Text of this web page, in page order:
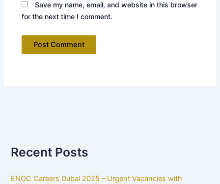
Save my name, email, and website in this browser
for the next time I comment.
Recent Posts
ENOC Careers Dubai 2025 – Urgent Vacancies with